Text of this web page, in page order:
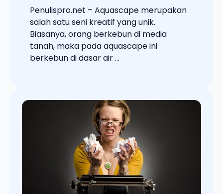
Penulispro.net – Aquascape merupakan
salah satu seni kreatif yang unik.
Biasanya, orang berkebun di media
tanah, maka pada aquascape ini
berkebun di dasar air ...